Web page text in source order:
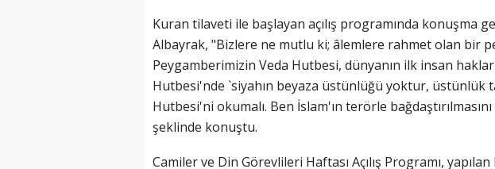
Kuran tilaveti ile başlayan açılış programında konuşma
Albayrak, "Bizlere ne mutlu ki; âlemlere rahmet olan bir
Peygamberimizin Veda Hutbesi, dünyanın ilk insan
Hutbesi'nde `siyahın beyaza üstünlüğü yoktur, üstünlük
Hutbesi'ni okumalı. Ben İslam'ın terörle
şeklinde konuştu.
Camiler ve Din Görevlileri Haftası Açılış Programı,